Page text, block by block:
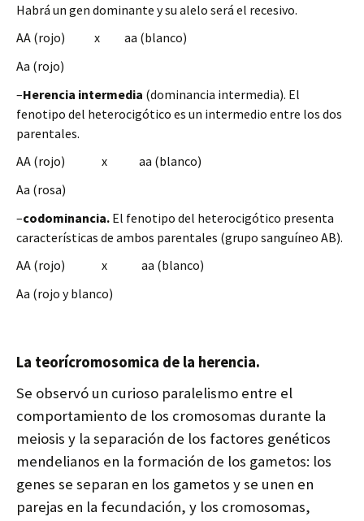
Habrá un gen dominante y su alelo será el recesivo.
AA (rojo) x aa (blanco)
Aa (rojo)
–Herencia intermedia (dominancia intermedia). El
fenotipo del heterocigótico es un intermedio entre los dos
parentales.
AA (rojo) x aa (blanco)
Aa (rosa)
–codominancia. El fenotipo del heterocigótico presenta
características de ambos parentales (grupo sanguíneo AB).
AA (rojo) x aa (blanco)
Aa (rojo y blanco)
La teorícromosomica de la herencia.
Se observó un curioso paralelismo entre el
comportamiento de los cromosomas durante la
meiosis y la separación de los factores genéticos
mendelianos en la formación de los gametos: los
genes se separan en los gametos y se unen en
parejas en la fecundación, y los cromosomas,